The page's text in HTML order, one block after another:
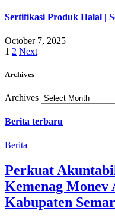
Sertifikasi Produk Halal |
October 7, 2025
1 2 Next
Archives
Archives
Berita terbaru
Berita
Perkuat
Kemenag Monev
Kabupaten